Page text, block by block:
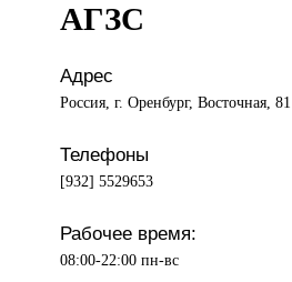
АГЗС
Адрес
Россия, г. Оренбург, Восточная, 81
Телефоны
[932] 5529653
Рабочее время:
08:00-22:00 пн-вс